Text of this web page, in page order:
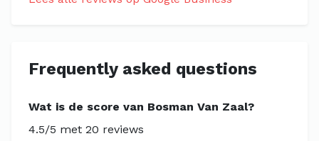
Frequently asked questions
Wat is de score van Bosman Van Zaal?
4.5/5 met 20 reviews